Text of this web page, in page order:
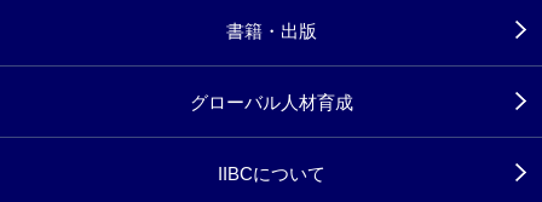
書籍・出版
グローバル人材育成
IIBCについて